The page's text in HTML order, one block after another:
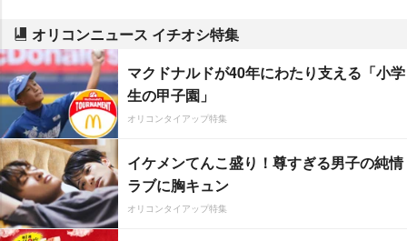
オリコンニュース イチオシ特集
マクドナルドが40年にわたり支える「小学
生の甲子園」
オリコンタイアップ特集
イケメンてんこ盛り！尊すぎる男子の純情
ラブに胸キュン
オリコンタイアップ特集